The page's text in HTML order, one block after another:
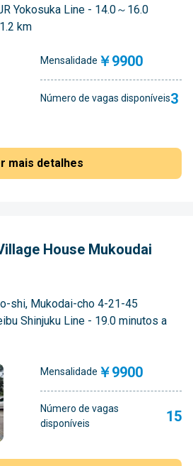
Yokosuka Line - 14.0～16.0
km
Mensalidade ￥9900
Número de vagas disponíveis3
mais detalhes
House Mukoudai
shi, Mukodai-cho 4-21-45
Shinjuku Line - 19.0 minutos a
Mensalidade ￥9900
Número de vagas
disponíveis
15